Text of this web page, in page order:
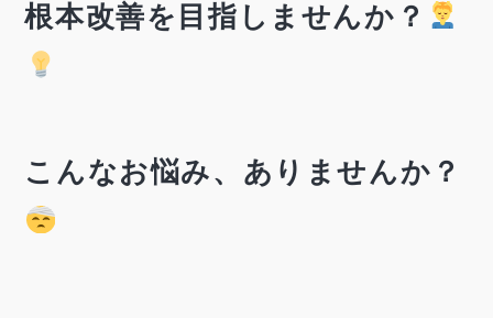
根本改善を目指しませんか？
こんなお悩み、ありませんか？